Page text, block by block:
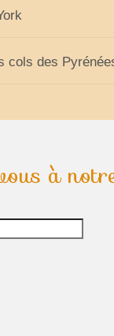
cols des
à